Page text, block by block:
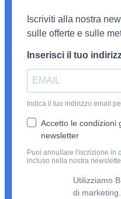
Iscriviti alla nostra
sulle offerte e sulle
Inserisci il tuo
Indica il tuo indirizzo email
Accetto le condizioni
newsletter
Puoi annullare l'iscrizione in
incluso nella nostra
Utilizziamo
di